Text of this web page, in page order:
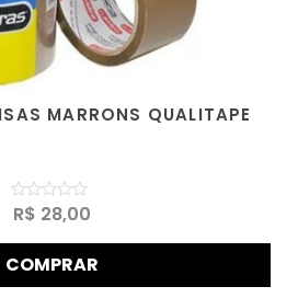
MARRONS QUALITAPE
Avaliação
0
de
5
R$ 28,00
COMPRAR